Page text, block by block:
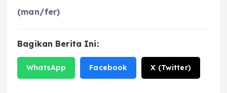
(man/fer)
Bagikan Berita Ini:
WhatsApp Facebook X (Twitter)